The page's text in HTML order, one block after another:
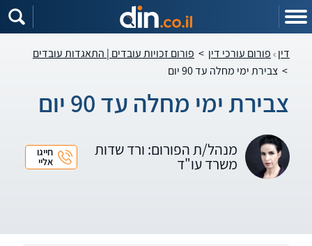
דין פורום עורכי דין > פורום זכויות עובדים | התאגדות עובדים
> צבירת ימי מחלה עד 90 יום
צבירת ימי מחלה עד 90 יום
מנהל/ת הפורום: ורד שדות
משרד עו"ד
חייגו
אליי